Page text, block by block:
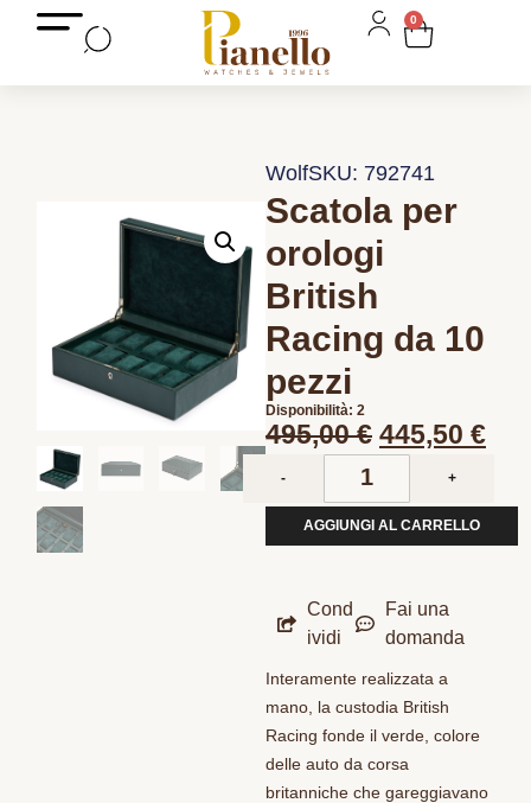
0
WolfSKU: 792741
Scatola per
orologi
British
Racing da 10
pezzi
Disponibilità: 2
495,00€ 445,50 €
- +
AGGIUNGI AL CARRELLO
Cond
ividi
Fai una
domanda
Interamente realizzata a
mano, la custodia British
Racing fonde il verde, colore
delle auto da corsa
britanniche che gareggiavano